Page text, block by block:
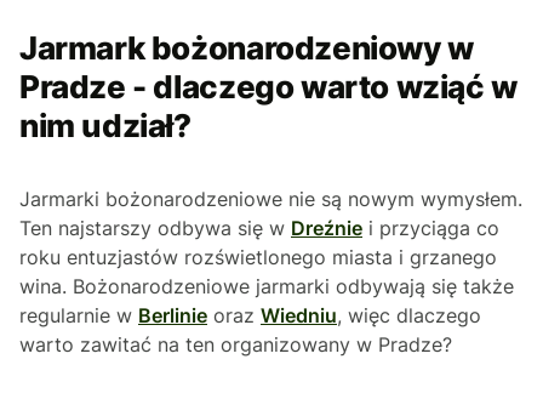
Jarmark bożonarodzeniowy w
Pradze - dlaczego warto wziąć w
nim udział?
Jarmarki bożonarodzeniowe nie są nowym wymysłem.
Ten najstarszy odbywa się w Dreźnie i przyciąga co
roku entuzjastów rozświetlonego miasta i grzanego
wina. Bożonarodzeniowe jarmarki odbywają się także
regularnie w Berlinie oraz Wiedniu, więc dlaczego
warto zawitać na ten organizowany w Pradze?